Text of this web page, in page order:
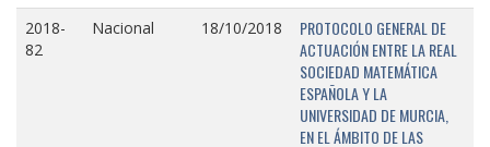
2018-
82
Nacional 18/10/2018
PROTOCOLO GENERAL DE
ACTUACIÓN ENTRE LA REAL
SOCIEDAD MATEMÁTICA
ESPAÑOLA Y LA
UNIVERSIDAD DE MURCIA,
EN EL ÁMBITO DE LAS